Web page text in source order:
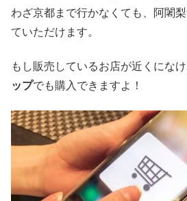
わざ京都まで行かなくても、阿闍
ていただけます。
もし販売しているお店が近くになけ
ップでも購入できますよ！